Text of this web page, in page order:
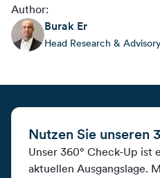
Author:
Burak Er
Head Research &
Nutzen Sie unseren
Unser 360° Check-Up ist
aktuellen Ausgangslage.